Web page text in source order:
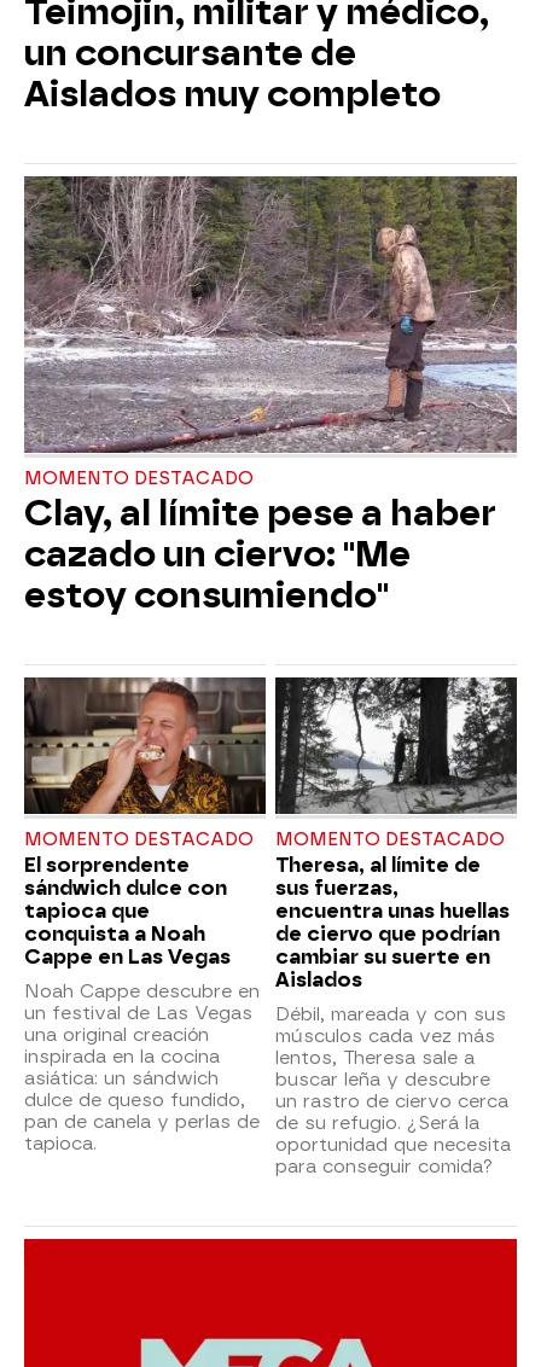
Teimojin, militar y médico,
un concursante de
Aislados muy completo
MOMENTO DESTACADO
Clay, al límite pese a haber
cazado un ciervo: "Me
estoy consumiendo"
MOMENTO DESTACADO
El sorprendente
sándwich dulce con
tapioca que
conquista a Noah
Cappe en Las Vegas
Noah Cappe descubre en
un festival de Las Vegas
una original creación
inspirada en la cocina
asiática: un sándwich
dulce de queso fundido,
pan de canela y perlas de
tapioca.
MOMENTO DESTACADO
Theresa, al límite de
sus fuerzas,
encuentra unas huellas
de ciervo que podrían
cambiar su suerte en
Aislados
Débil, mareada y con sus
músculos cada vez más
lentos, Theresa sale a
buscar leña y descubre
un rastro de ciervo cerca
de su refugio. ¿Será la
oportunidad que necesita
para conseguir comida?